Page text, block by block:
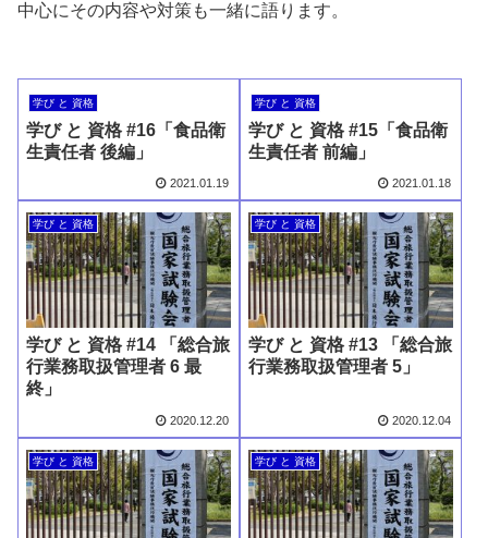
中心にその内容や対策も一緒に語ります。
学び と 資格
学び と 資格 #16「食品衛
生責任者 後編」
2021.01.19
学び と 資格
学び と 資格 #15「食品衛
生責任者 前編」
2021.01.18
学び と 資格
学び と 資格 #14 「総合旅
行業務取扱管理者 6 最
終」
2020.12.20
学び と 資格
学び と 資格 #13 「総合旅
行業務取扱管理者 5」
2020.12.04
学び と 資格 学び と 資格